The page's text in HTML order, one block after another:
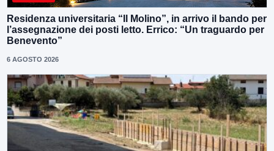
Residenza universitaria “Il Molino”, in arrivo il bando per
l’assegnazione dei posti letto. Errico: “Un traguardo per
Benevento”
6 AGOSTO 2026